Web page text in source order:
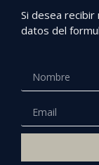
Si desea
datos del